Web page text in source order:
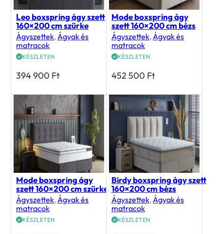
Leo boxspring ágy szett
160×200 cm szürke
Ágyszettek,Ágyak és
matracok
KÉSZLETEN
394 900
Mode boxspring ágy
szett 160×200 cm bézs
Ágyszettek,Ágyak és
matracok
KÉSZLETEN
452 500
Mode boxspring ágy
szett 160×200 cm szürke
Ágyszettek,Ágyak és
matracok
KÉSZLETEN
452 500
Birdy boxspring ágy szett
160×200 cm bézs
Ágyszettek,Ágyak és
matracok
KÉSZLETEN
499 900